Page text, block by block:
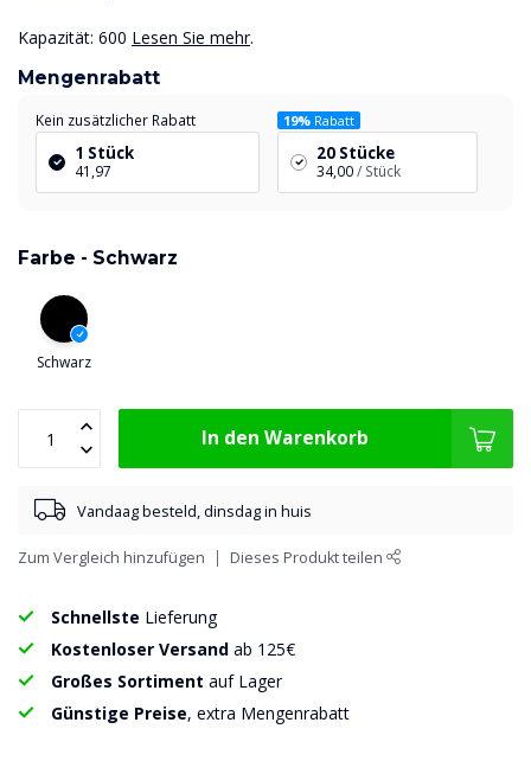
Kapazität: 600 Lesen Sie mehr.
Mengenrabatt
Kein zusätzlicher Rabatt
1 Stück
41,97
19% Rabatt
20 Stücke
34,00/ Stück
Farbe - Schwarz
Schwarz
In den Warenkorb
Vandaag besteld, dinsdag in huis
Zum Vergleich hinzufügen Dieses Produkt teilen
Schnellste Lieferung
Kostenloser Versand ab 125€
Großes Sortiment auf Lager
Günstige Preise, extra Mengenrabatt